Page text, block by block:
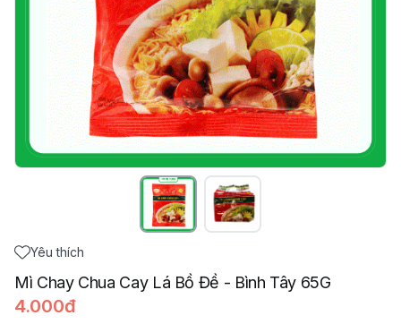
Yêu thích
Mì Chay Chua Cay Lá Bồ Đề - Bình Tây 65G
4.000đ